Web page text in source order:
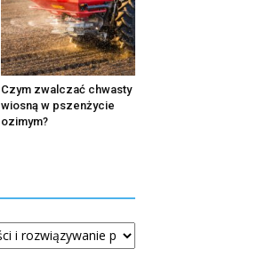
Czym zwalczać chwasty
wiosną w pszenżycie
ozimym?